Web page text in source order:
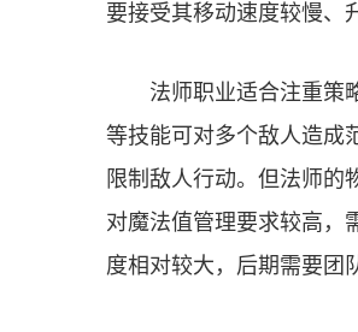
要接受其移动速度较慢、
法师职业适合注重策
等技能可对多个敌人造成
限制敌人行动。但法师的
对魔法值管理要求较高，
度相对较大，后期需要团